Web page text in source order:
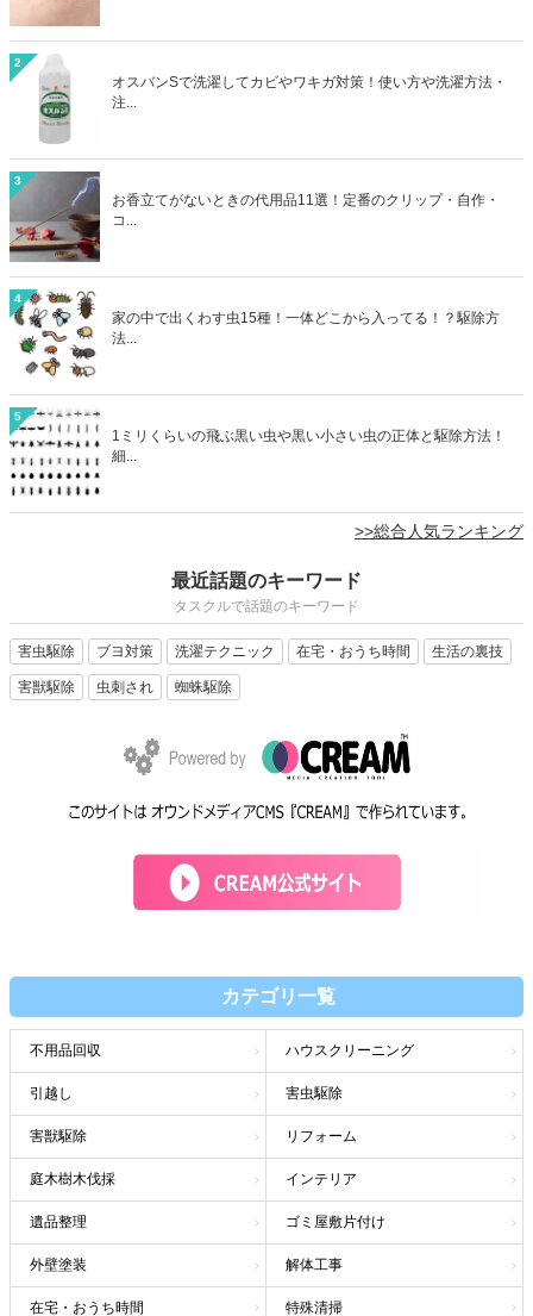
2
オスバンSで洗濯してカビやワキガ対策！使い方や洗濯方法・
注...
3
お香立てがないときの代用品11選！定番のクリップ・自作・
コ...
4
家の中で出くわす虫15種！一体どこから入ってる！？駆除方
法...
5
1ミリくらいの飛ぶ黒い虫や黒い小さい虫の正体と駆除方法！
細...
>>総合人気ランキング
最近話題のキーワード
タスクルで話題のキーワード
害虫駆除 ブヨ対策 洗濯テクニック 在宅・おうち時間 生活の裏技
害獣駆除 虫刺され 蜘蛛駆除
カテゴリ一覧
不用品回収 ハウスクリーニング
引越し 害虫駆除
害獣駆除 リフォーム
庭木樹木伐採 インテリア
遺品整理 ゴミ屋敷片付け
外壁塗装 解体工事
在宅・おうち時間 特殊清掃